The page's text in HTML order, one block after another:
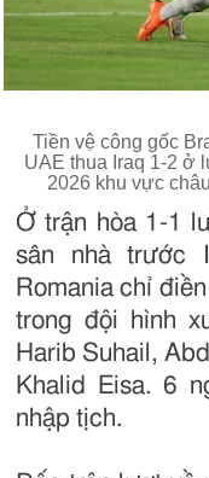
Tiền vệ công gốc
UAE thua Iraq 1-2 ở
2026 khu vực
Ở trận hòa 1-1
sân nhà trước
Romania chỉ
trong đội hình
Harib Suhail,
Khalid Eisa. 6
nhập tịch.